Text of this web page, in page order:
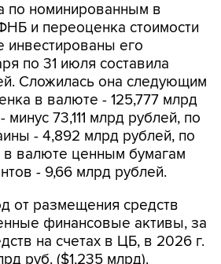
по номинированным в
и переоценка стоимости
инвестированы его
по 31 июля составила
Сложилась она следующим
в валюте - 125,777 млрд
минус 73,111 млрд рублей, по
- 4,892 млрд рублей, по
валюте ценным бумагам
- 9,66 млрд рублей.
от размещения средств
финансовые активы, за
на счетах в ЦБ, в 2026 г.
руб. ($1,235 млрд).